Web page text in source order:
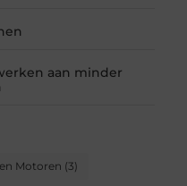
aan minder
Motoren (3)